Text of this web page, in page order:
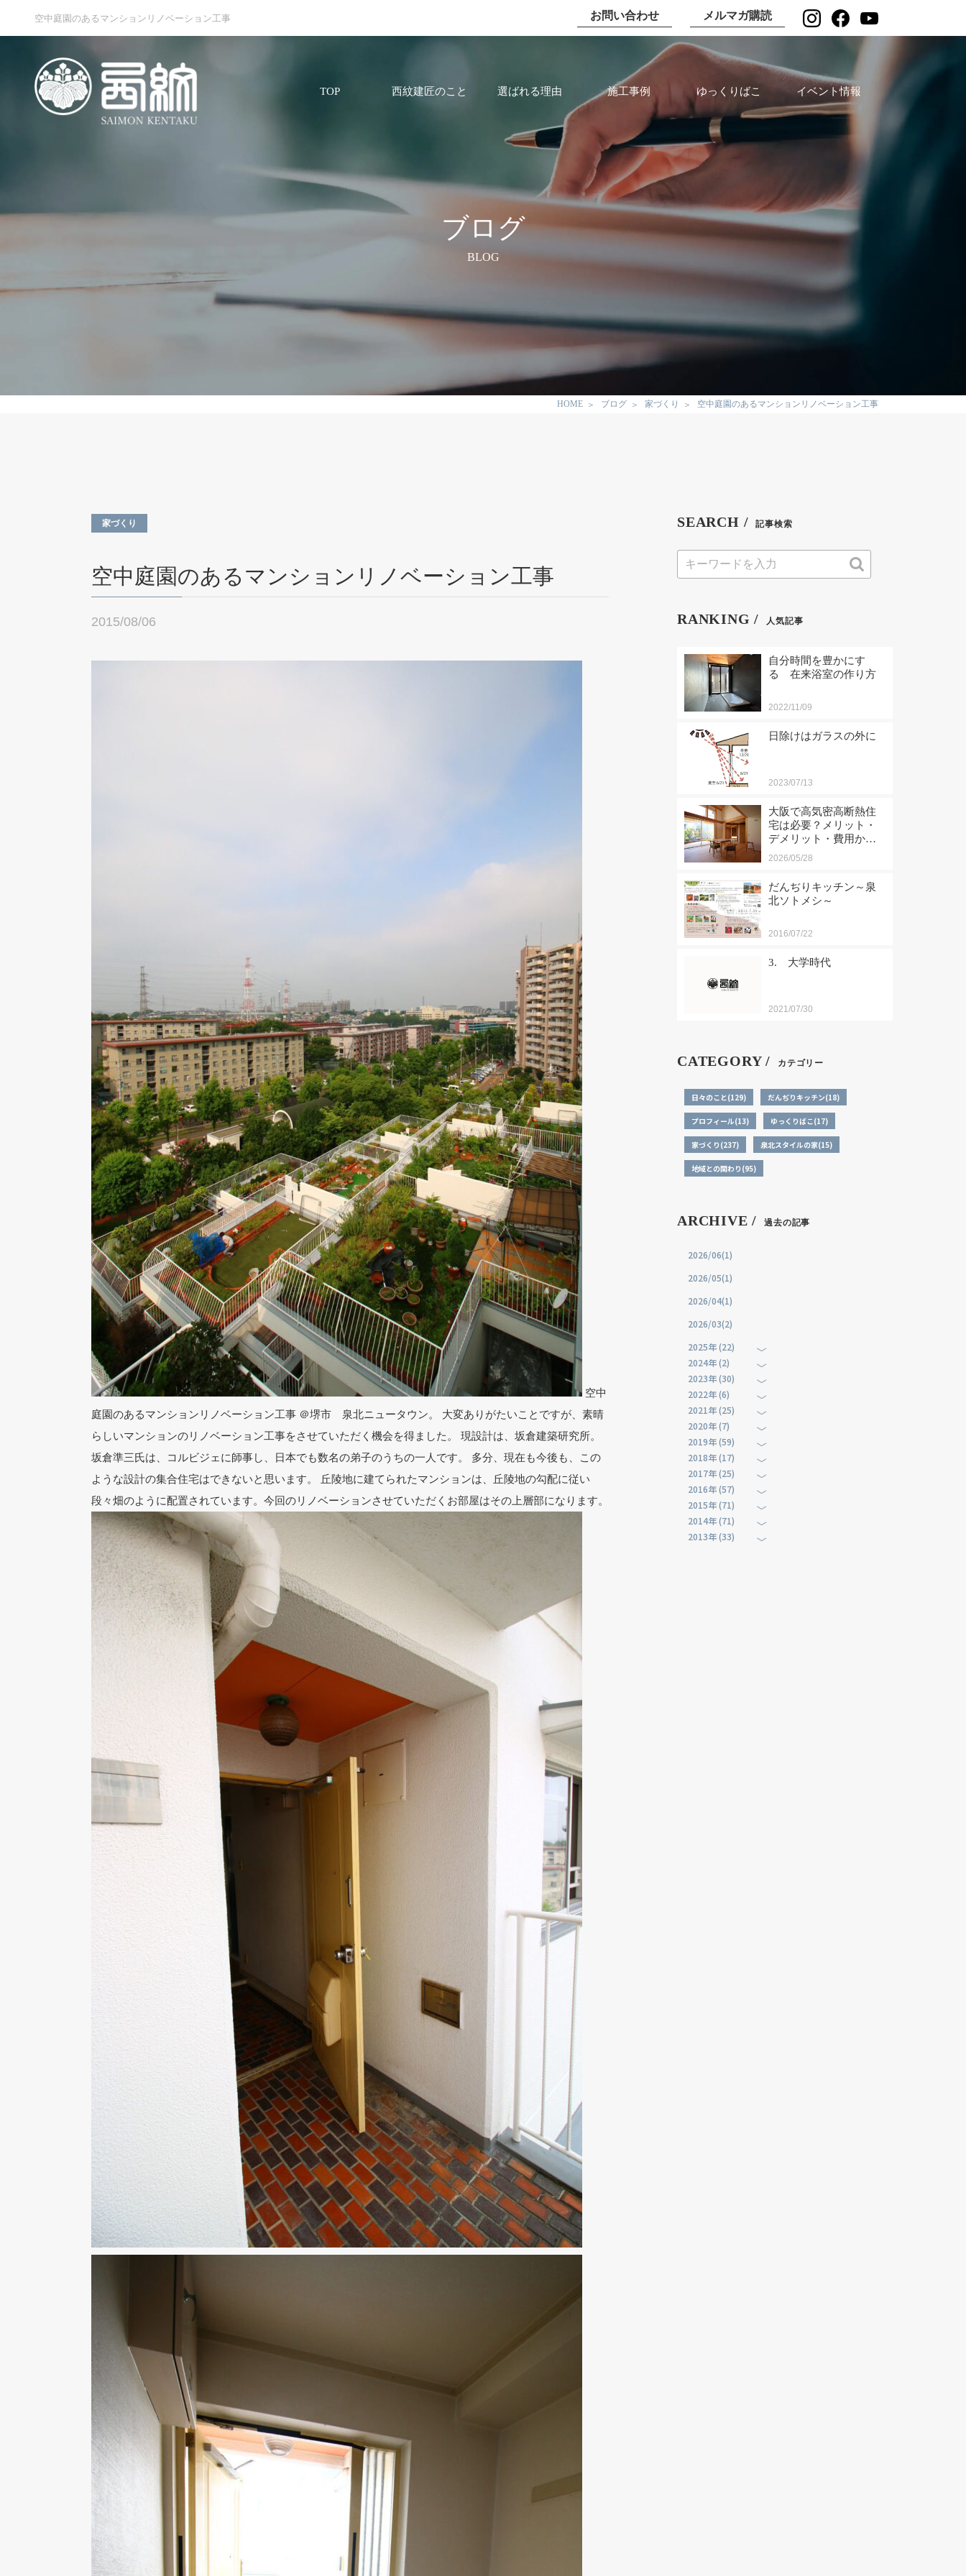
空中庭園のあるマンションリノベーション工事 お問い合わせ メルマガ購読
TOP 西紋建匠のこと 選ばれる理由 施工事例 ゆっくりばこ イベント情報
ブログ
BLOG
HOME ブログ 家づくり 空中庭園のあるマンションリノベーション工事
家づくり
空中庭園のあるマンションリノベーション工事
2015/08/06
空中
庭園のあるマンションリノベーション工事 ＠堺市 泉北ニュータウン。 大変ありがたいことですが、素晴
らしいマンションのリノベーション工事をさせていただく機会を得ました。 現設計は、坂倉建築研究所。
坂倉準三氏は、コルビジェに師事し、日本でも数名の弟子のうちの一人です。 多分、現在も今後も、この
ような設計の集合住宅はできないと思います。 丘陵地に建てられたマンションは、丘陵地の勾配に従い
段々畑のように配置されています。今回のリノベーションさせていただくお部屋はその上層部になります。
SEARCH / 記事検索
RANKING / 人気記事
自分時間を豊かにす
る 在来浴室の作り方
2022/11/09
日除けはガラスの外に
2023/07/13
大阪で高気密高断熱住
宅は必要？メリット・
デメリット・費用から
工務店選びまで徹底解
2026/05/28
だんぢりキッチン～泉
北ソトメシ～
2016/07/22
3. 大学時代
2021/07/30
CATEGORY / カテゴリー
日々のこと(129) だんぢりキッチン(18)
プロフィール(13) ゆっくりばこ(17)
家づくり(237) 泉北スタイルの家(15)
地域との関わり(95)
ARCHIVE / 過去の記事
2026/06(1)
2026/05(1)
2026/04(1)
2026/03(2)
2025年 (22)
2024年 (2)
2023年 (30)
2022年 (6)
2021年 (25)
2020年 (7)
2019年 (59)
2018年 (17)
2017年 (25)
2016年 (57)
2015年 (71)
2014年 (71)
2013年 (33)